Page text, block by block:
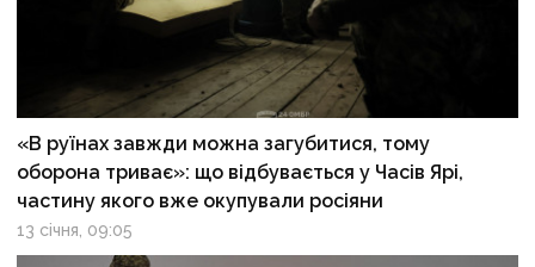
«В руїнах завжди можна загубитися, тому
оборона триває»: що відбувається у Часів Ярі,
частину якого вже окупували росіяни
13 січня, 09:05